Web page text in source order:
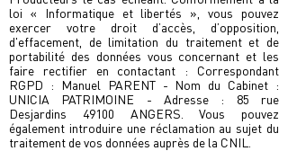
loi « Informatique et libertés », vous pouvez
exercer votre droit d’accès, d’opposition,
d'effacement, de limitation du traitement et de
portabilité des données vous concernant et les
faire rectifier en contactant : Correspondant
RGPD : Manuel PARENT - Nom du Cabinet :
UNICIA PATRIMOINE - Adresse : 85 rue
Desjardins 49100 ANGERS. Vous pouvez
également introduire une réclamation au sujet du
traitement de vos données auprès de la CNIL.